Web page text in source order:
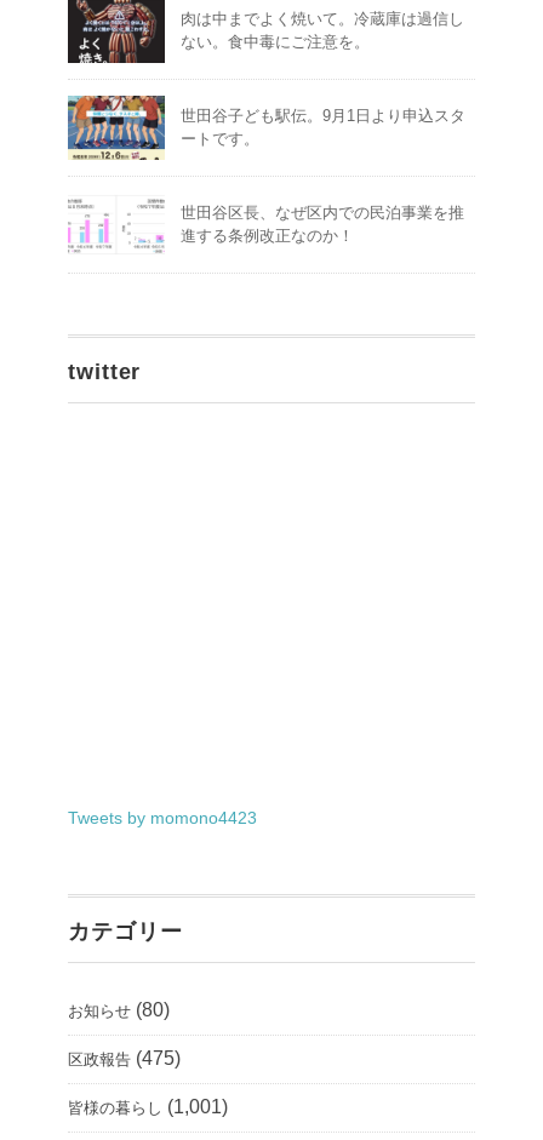
肉は中までよく焼いて。冷蔵庫は過信し
ない。食中毒にご注意を。
世田谷子ども駅伝。9月1日より申込スタ
ートです。
世田谷区長、なぜ区内での民泊事業を推
進する条例改正なのか！
twitter
Tweets by momono4423
カテゴリー
お知らせ (80)
区政報告 (475)
皆様の暮らし (1,001)